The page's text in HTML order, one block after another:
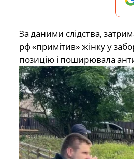
За даними слідства,
рф «примітив» жінку у
позицію і поширювала